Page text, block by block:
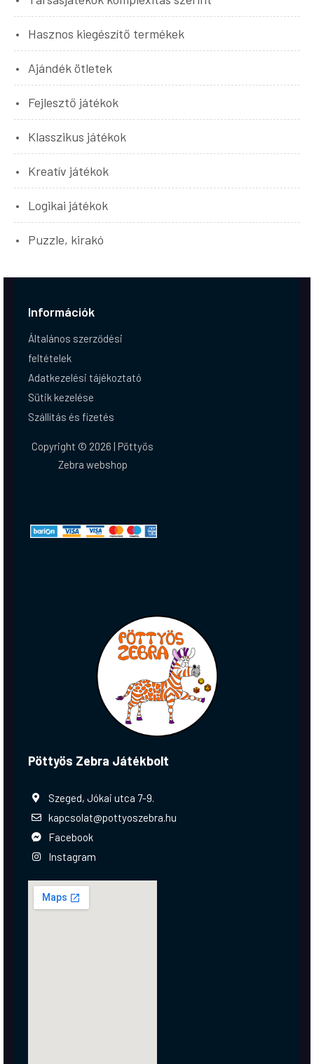
Hasznos kiegészítő termékek
Ajándék ötletek
Fejlesztő játékok
Klasszikus játékok
Kreatív játékok
Logikai játékok
Puzzle, kirakó
Információk
Általános szerződési
feltételek
Adatkezelési tájékoztató
Sütik kezelése
Szállítás és fizetés
Copyright © 2026 | Pöttyös
Zebra webshop
Pöttyös Zebra Játékbolt
Szeged, Jókai utca 7-9.
kapcsolat@pottyoszebra.hu
Facebook
Instagram